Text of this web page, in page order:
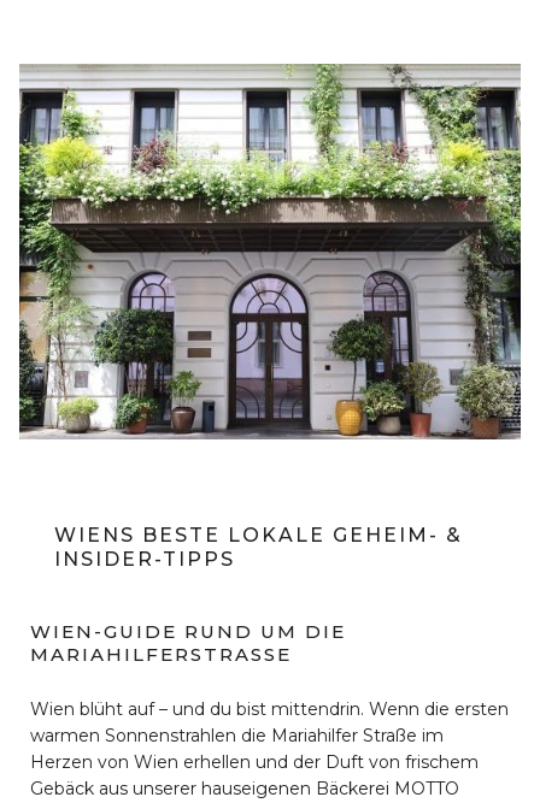
WIENS BESTE LOKALE GEHEIM- &
INSIDER-TIPPS
WIEN-GUIDE RUND UM DIE
MARIAHILFERSTRASSE
Wien blüht auf – und du bist mittendrin. Wenn die ersten
warmen Sonnenstrahlen die Mariahilfer Straße im
Herzen von Wien erhellen und der Duft von frischem
Gebäck aus unserer hauseigenen Bäckerei MOTTO